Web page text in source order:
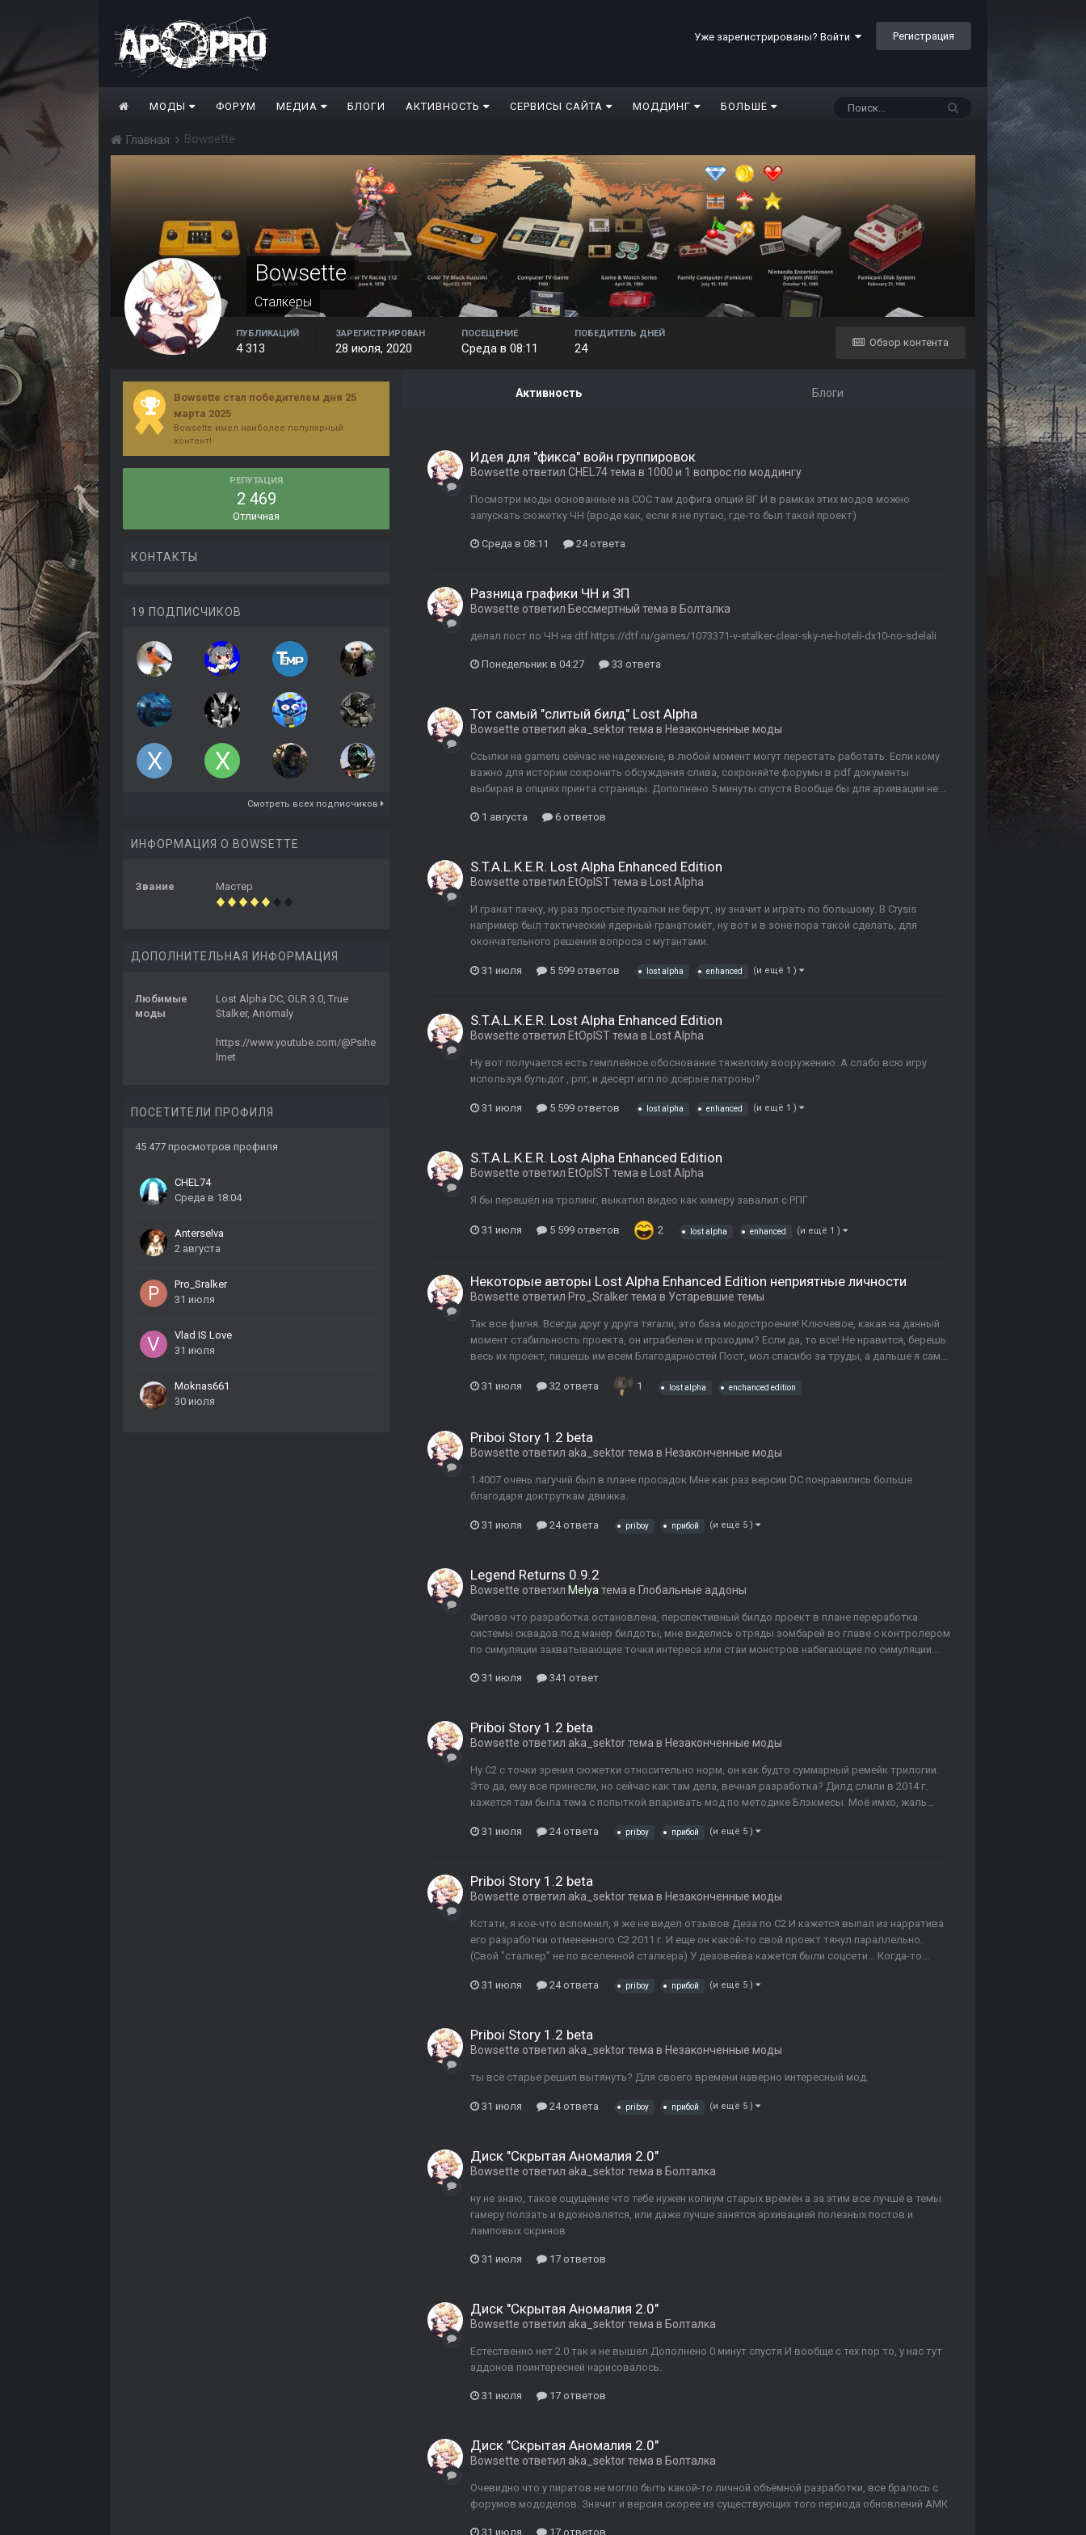
Уже зарегистрированы? Войти Регистрация
МОДЫ ФОРУМ МЕДИА БЛОГИ АКТИВНОСТЬ СЕРВИСЫ САЙТА МОДДИНГ БОЛЬШЕ
Главная Bowsette
Bowsette
Сталкеры
Обзор контента
ПУБЛИКАЦИЙ
4 313
ЗАРЕГИСТРИРОВАН
28 июля, 2020
ПОСЕЩЕНИЕ
Среда в 08:11
ПОБЕДИТЕЛЬ ДНЕЙ
24
Bowsette стал победителем дня 25
марта 2025
Bowsette имел наиболее популярный
контент!
РЕПУТАЦИЯ
2 469
Отличная
КОНТАКТЫ
19 ПОДПИСЧИКОВ
Смотреть всех подписчиков
ИНФОРМАЦИЯ О BOWSETTE
Звание Мастер
ДОПОЛНИТЕЛЬНАЯ ИНФОРМАЦИЯ
Любимые
моды
Lost Alpha DC, OLR 3.0, True
Stalker, Anomaly
https://www.youtube.com/@Psihe
lmet
ПОСЕТИТЕЛИ ПРОФИЛЯ
45 477 просмотров профиля
CHEL74
Среда в 18:04
Anterselva
2 августа
Pro_Sralker
31 июля
Vlad IS Love
31 июля
Moknas661
30 июля
Активность Блоги
Идея для "фикса" войн группировок
Bowsette ответил CHEL74тема в 1000 и 1 вопрос по моддингу
Посмотри моды основанные на COC там дофига опций ВГ И в рамках этих модов можно
запускать сюжетку ЧН (вроде как, если я не путаю, где-то был такой проект)
Среда в 08:11 24 ответа
Разница графики ЧН и ЗП
Bowsette ответил Бессмертный тема в Болталка
делал пост по ЧН на dtf https://dtf.ru/games/1073371-v-stalker-clear-sky-ne-hoteli-dx10-no-sdelali
Понедельник в 04:27 33 ответа
Тот самый "слитый билд" Lost Alpha
Bowsette ответил aka_sektorтема в Незаконченные моды
Ссылки на gameru сейчас не надежные, в любой момент могут перестать работать. Если кому
важно для истории сохронить обсуждения слива, сохроняйте форумы в pdf документы
выбирая в опциях принта страницы. Дополнено 5 минуты спустя Вообще бы для архивации не...
1 августа 6 ответов
S.T.A.L.K.E.R. Lost Alpha Enhanced Edition
Bowsette ответил EtOpISTтема в Lost Alpha
И гранат пачку, ну раз простые пухалки не берут, ну значит и играть по большому. В Crysis
например был тактический ядерный гранатомёт, ну вот и в зоне пора такой сделать, для
окончательного решения вопроса с мутантами.
31 июля 5 599 ответов lost alpha enhanced (и ещё 1 )
S.T.A.L.K.E.R. Lost Alpha Enhanced Edition
Bowsette ответил EtOpISTтема в Lost Alpha
Ну вот получается есть гемплейное обоснование тяжелому вооружению. А слабо всю игру
используя бульдог , рпг, и десерт игл по дсерые патроны?
31 июля 5 599 ответов lost alpha enhanced (и ещё 1 )
S.T.A.L.K.E.R. Lost Alpha Enhanced Edition
Bowsette ответил EtOpISTтема в Lost Alpha
Я бы перешёл на тролинг, выкатил видео как химеру завалил с РПГ
31 июля 5 599 ответов 2 lost alpha enhanced (и ещё 1 )
Некоторые авторы Lost Alpha Enhanced Edition неприятные личности
Bowsette ответил Pro_Sralkerтема в Устаревшие темы
Так все фигня. Всегда друг у друга тягали, это база модостроения! Ключевое, какая на данный
момент стабильность проекта, он играбелен и проходим? Если да, то все! Не нравится, берешь
весь их проект, пишешь им всем Благодарностей Пост, мол спасибо за труды, а дальше я сам...
31 июля 32 ответа 1 lost alpha enchanced edition
Priboi Story 1.2 beta
Bowsette ответил aka_sektorтема в Незаконченные моды
1.4007 очень лагучий был в плане просадок Мне как раз версии DC понравились больше
благодаря доктруткам движка.
31 июля 24 ответа priboy прибой (и ещё 5 )
Legend Returns 0.9.2
Bowsette ответил Melya тема в Глобальные аддоны
Фигово что разработка остановлена, перспективный билдо проект в плане переработка
системы сквадов под манер билдоты, мне виделись отряды зомбарей во главе с контролером
по симуляции захватывающие точки интереса или стаи монстров набегающие по симуляции...
31 июля 341 ответ
Priboi Story 1.2 beta
Bowsette ответил aka_sektorтема в Незаконченные моды
Ну С2 с точки зрения сюжетки относительно норм, он как будто суммарный ремейк трилогии.
Это да, ему все принесли, но сейчас как там дела, вечная разработка? Дилд слили в 2014 г.
кажется там была тема с попыткой впаривать мод по методике Блэкмесы. Моё имхо, жаль...
31 июля 24 ответа priboy прибой (и ещё 5 )
Priboi Story 1.2 beta
Bowsette ответил aka_sektorтема в Незаконченные моды
Кстати, я кое-что вспомнил, я же не видел отзывов Деза по С2 И кажется выпал из нарратива
его разработки отмененного С2 2011 г. И еще он какой-то свой проект тянул параллельно.
(Свой "сталкер" не по вселенной сталкера) У дезовейва кажется были соцсети... Когда-то...
31 июля 24 ответа priboy прибой (и ещё 5 )
Priboi Story 1.2 beta
Bowsette ответил aka_sektorтема в Незаконченные моды
ты всё старье решил вытянуть? Для своего времени наверно интересный мод.
31 июля 24 ответа priboy прибой (и ещё 5 )
Диск "Скрытая Аномалия 2.0"
Bowsette ответил aka_sektorтема в Болталка
ну не знаю, такое ощущение что тебе нужен копиум старых времён а за этим все лучше в темы
гамеру ползать и вдохновлятся, или даже лучше занятся архивацией полезных постов и
ламповых скринов
31 июля 17 ответов
Диск "Скрытая Аномалия 2.0"
Bowsette ответил aka_sektorтема в Болталка
Естественно нет 2.0 так и не вышел Дополнено 0 минут спустя И вообще с тех пор то, у нас тут
аддонов поинтересней нарисовалось.
31 июля 17 ответов
Диск "Скрытая Аномалия 2.0"
Bowsette ответил aka_sektorтема в Болталка
Очевидно что у пиратов не могло быть какой-то личной объёмной разработки, все бралось с
форумов мододелов. Значит и версия скорее из существующих того периода обновлений АМК.
31 июля 17 ответов